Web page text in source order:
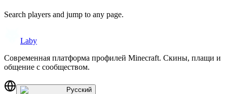
Search players and jump to any page.
Laby
Современная платформа профилей Minecraft. Скины, плащи и
общение с сообществом.
Русский